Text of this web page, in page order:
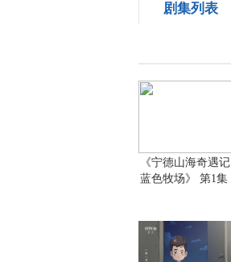
剧集列表
《宁德山海奇遇记
蓝色牧场》 第1集